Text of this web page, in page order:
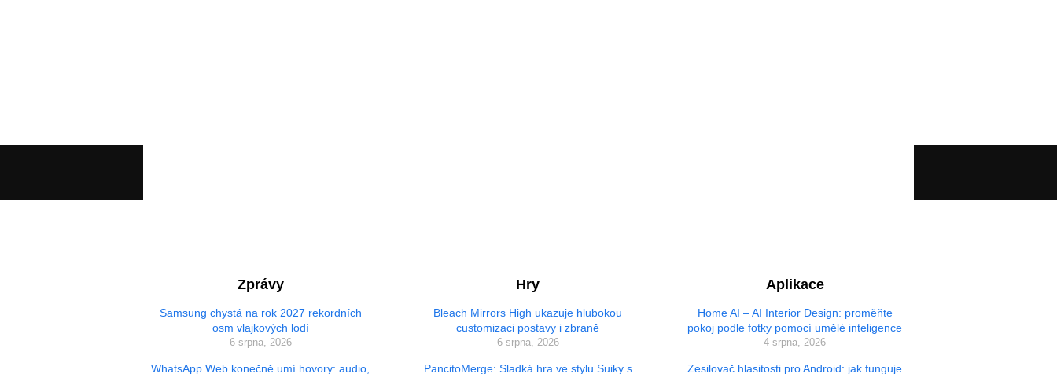
Zprávy
Samsung chystá na rok 2027 rekordních
osm vlajkových lodí
6 srpna, 2026
WhatsApp Web konečně umí hovory: audio,
Hry
Bleach Mirrors High ukazuje hlubokou
customizaci postavy i zbraně
6 srpna, 2026
PancitoMerge: Sladká hra ve stylu Suiky s
Aplikace
Home AI – AI Interior Design: proměňte
pokoj podle fotky pomocí umělé inteligence
4 srpna, 2026
Zesilovač hlasitosti pro Android: jak funguje